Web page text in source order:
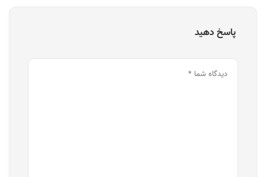
پاسخ دهید